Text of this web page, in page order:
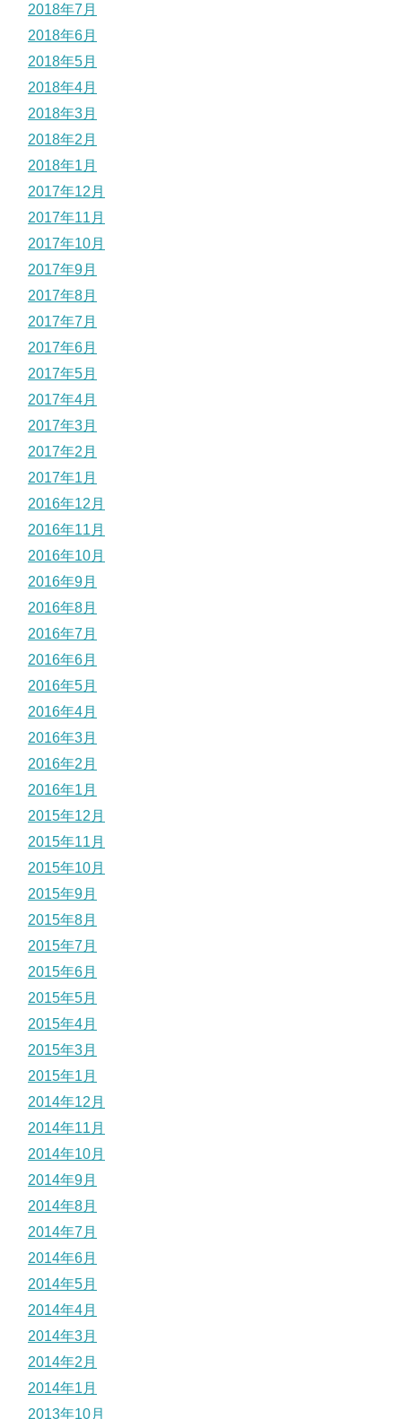
2018年7月
2018年6月
2018年5月
2018年4月
2018年3月
2018年2月
2018年1月
2017年12月
2017年11月
2017年10月
2017年9月
2017年8月
2017年7月
2017年6月
2017年5月
2017年4月
2017年3月
2017年2月
2017年1月
2016年12月
2016年11月
2016年10月
2016年9月
2016年8月
2016年7月
2016年6月
2016年5月
2016年4月
2016年3月
2016年2月
2016年1月
2015年12月
2015年11月
2015年10月
2015年9月
2015年8月
2015年7月
2015年6月
2015年5月
2015年4月
2015年3月
2015年1月
2014年12月
2014年11月
2014年10月
2014年9月
2014年8月
2014年7月
2014年6月
2014年5月
2014年4月
2014年3月
2014年2月
2014年1月
2013年10月